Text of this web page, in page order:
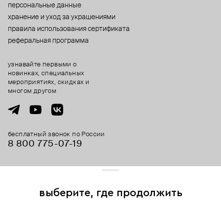
персональные данные
хранение и уход за украшениями
правила использования сертификата
реферальная программа
бесплатный звонок по России
8 800 775⁠-07⁠-19
узнавайте первыми о
новинках, специальных
мероприятиях, скидках и
многом другом
выберите, где продолжить